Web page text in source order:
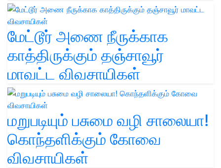
மேட்டூர் அணை நீருக்காக
காத்திருக்கும் தஞ்சாவூர்
மாவட்ட விவசாயிகள்
மறுபடியும் பசுமை வழி சாலையா!
கொந்தளிக்கும் கோவை
விவசாயிகள்